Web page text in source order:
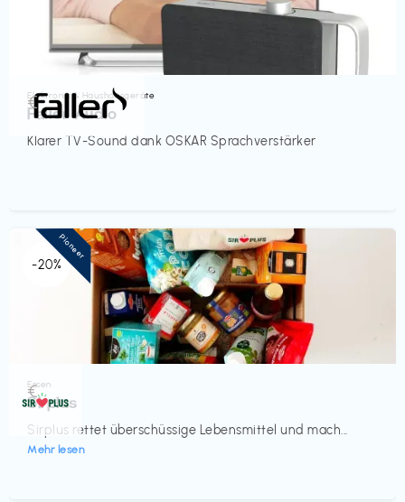
Elektronik & Haushaltsgeräte
Faller Audio
Klarer TV-Sound dank OSKAR Sprachverstärker
€‎
-20%
Essen
Sirplus
Sirplus rettet überschüssige Lebensmittel und mach...
Mehr lesen
€‎
Pioneer